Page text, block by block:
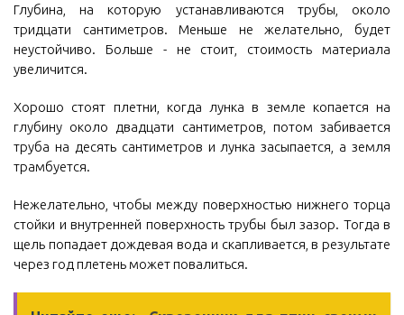
Глубина, на которую устанавливаются трубы, около
тридцати сантиметров. Меньше не желательно, будет
неустойчиво. Больше - не стоит, стоимость материала
увеличится.
Хорошо стоят плетни, когда лунка в земле копается на
глубину около двадцати сантиметров, потом забивается
труба на десять сантиметров и лунка засыпается, а земля
трамбуется.
Нежелательно, чтобы между поверхностью нижнего торца
стойки и внутренней поверхность трубы был зазор. Тогда в
щель попадает дождевая вода и скапливается, в результате
через год плетень может повалиться.